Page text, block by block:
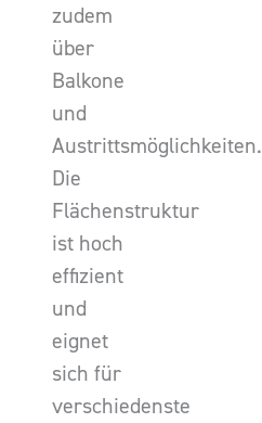
zudem
über
Balkone
und
Austrittsmöglichkeiten.
Die
Flächenstruktur
ist hoch
effizient
und
eignet
sich für
verschiedenste